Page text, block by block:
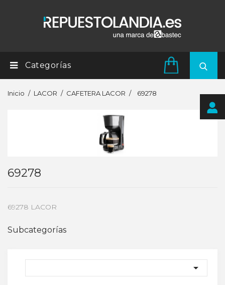
Categorías
Inicio LACOR CAFETERA LACOR 69278
69278
69278 LACOR
Subcategorías
